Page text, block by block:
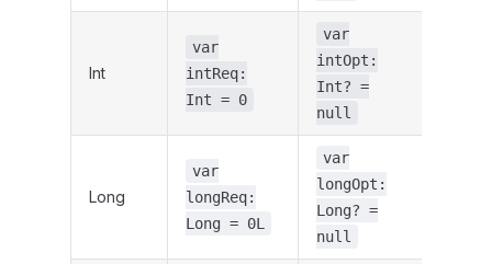
Int
var
intReq:
Int = 0
var
intOpt:
Int? =
null
Long
var
longReq:
Long = 0L
var
longOpt:
Long? =
null